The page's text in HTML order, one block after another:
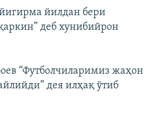
йилдан бери
деб хунибийрон
“Футболчиларимиз жаҳон
дея илҳақ ўтиб